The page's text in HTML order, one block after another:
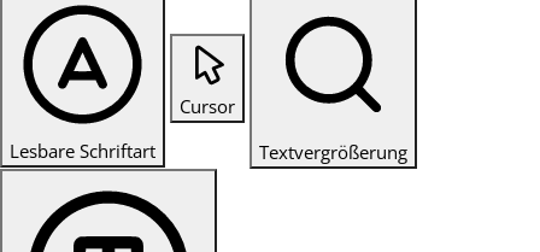
Lesbare Schriftart
Cursor
Textvergrößerung